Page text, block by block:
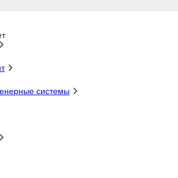
системы